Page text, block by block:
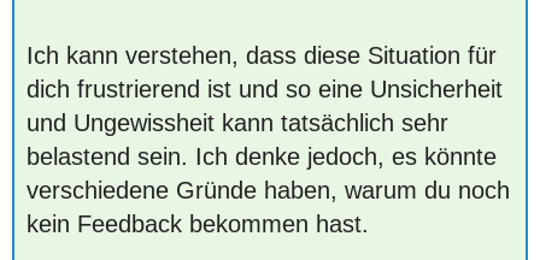
Ich kann verstehen, dass diese Situation für
dich frustrierend ist und so eine Unsicherheit
und Ungewissheit kann tatsächlich sehr
belastend sein. Ich denke jedoch, es könnte
verschiedene Gründe haben, warum du noch
kein Feedback bekommen hast.